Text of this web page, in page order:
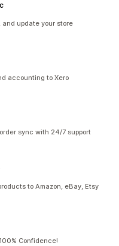
and update your store
accounting to Xero
sync with 24/7 support
to Amazon, eBay, Etsy
Confidence!